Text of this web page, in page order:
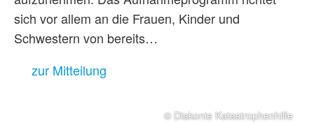
sich vor allem an die Frauen, Kinder und
Schwestern von bereits…
zur Mitteilung
© Diakonie Katastrophenhilfe